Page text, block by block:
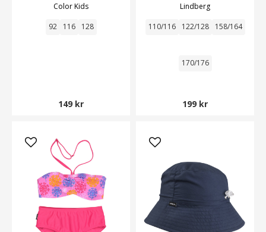
Color Kids
92 116 128
149 kr
Lindberg
110/116 122/128 158/164
170/176
199 kr